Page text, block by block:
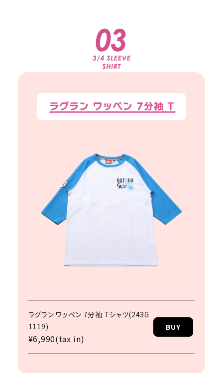
ラグラン ワッペン 7分袖 Tシャツ(243G
1119)
¥6,990(tax in)
BUY